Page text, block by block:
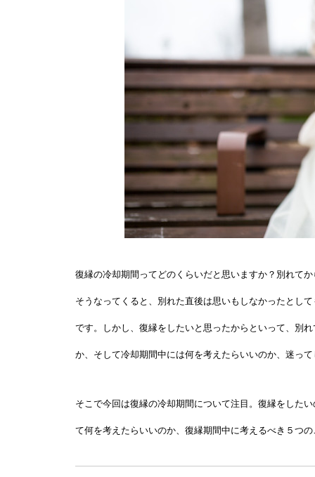
復縁の冷却期間ってどのくらいだと思いますか？別れて
そうなってくると、別れた直後は思いもしなかったとし
です。しかし、復縁をしたいと思ったからといって、別
か、そして冷却期間中には何を考えたらいいのか、迷っ
そこで今回は復縁の冷却期間について注目。復縁をした
て何を考えたらいいのか、復縁期間中に考えるべき５つ